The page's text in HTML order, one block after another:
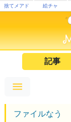
捨てメアド 絵チャ
記事
ファイルなう